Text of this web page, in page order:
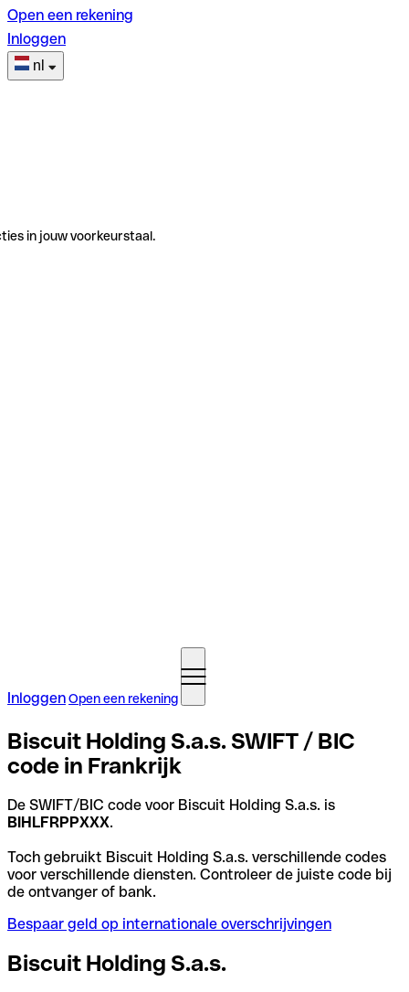
Open een rekening
Inloggen
nl
in jouw voorkeurstaal.
InloggenOpen een rekening
Biscuit Holding S.a.s. SWIFT / BIC
code in Frankrijk
De SWIFT/BIC code voor Biscuit Holding S.a.s. is
BIHLFRPPXXX.
Toch gebruikt Biscuit Holding S.a.s. verschillende codes
voor verschillende diensten. Controleer de juiste code bij
de ontvanger of bank.
Bespaar geld op internationale overschrijvingen
Biscuit Holding S.a.s.